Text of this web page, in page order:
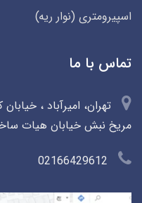
اسپیرومتری (نوار ریه)
تماس با ما
تهران، امیرآباد ،
مریخ نبش خیابان هیات